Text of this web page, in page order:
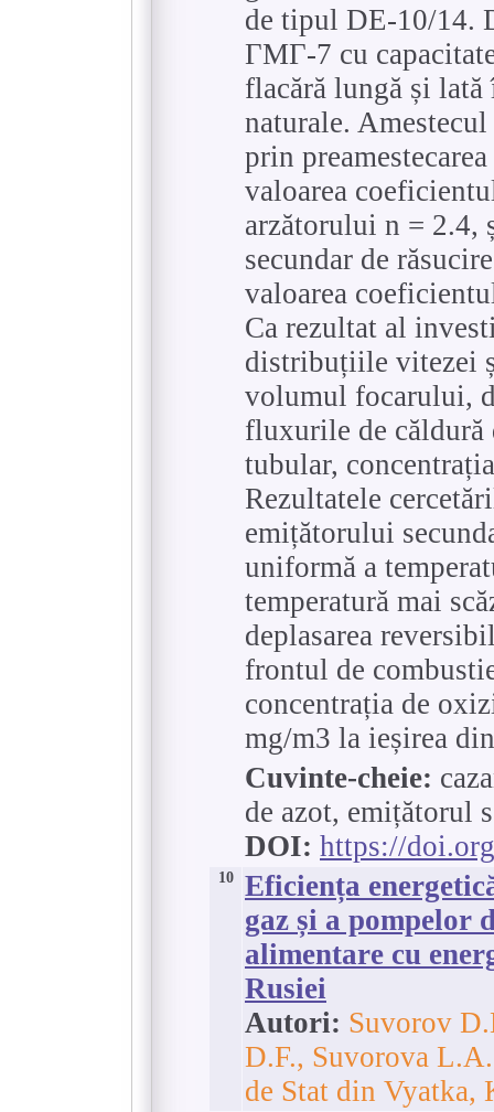
de tipul DE-10/14.
ГМГ-7 cu
flacără lungă și
naturale.
prin
valoarea
arzătorului n = 2.4,
secundar de
valoarea
Ca rezultat al
distribuțiile vitezei
volumul focarului,
fluxurile de căldură
tubular,
Rezultatele
emițătorului
uniformă a
temperatură mai
deplasarea
frontul de
concentrația de
mg/m3 la ieșirea
Cuvinte-cheie:
de azot, emițătorul
DOI: https://
10
Eficiența
gaz și a pompelor
alimentare cu
Rusiei
Autori: Suvorov
D.F., Suvorova
de Stat din Vyatka,